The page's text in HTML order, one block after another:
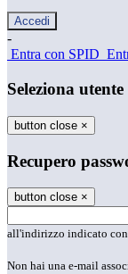
-
Entra con SPID
Seleziona utente
button close ×
Recupero
button close ×
all'indirizzo indicato
Non hai una e-mail